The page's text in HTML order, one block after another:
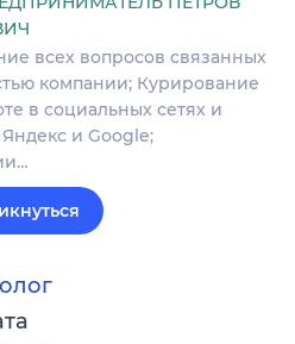
всех вопросов связанных
компании; Курирование
в социальных сетях и
и Google;